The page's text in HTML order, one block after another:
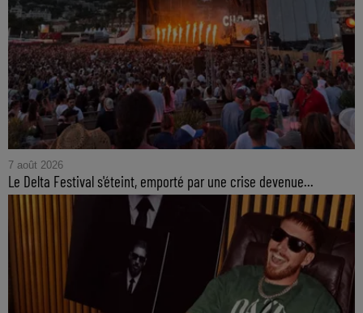
7 août 2026
Le Delta Festival s'éteint, emporté par une crise devenue...